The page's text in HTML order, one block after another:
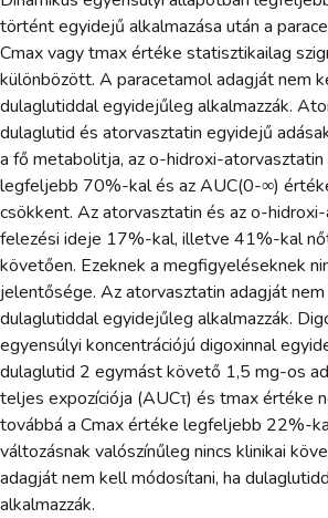
történt egyidejű alkalmazása után a
Cmax vagy tmax értéke statisztikailag
különbözött. A paracetamol adagját nem
dulaglutiddal egyidejűleg alkalmazzák.
dulaglutid és atorvasztatin egyidejű
a fő metabolitja, az o-hidroxi-
legfeljebb 70%-kal és az AUC(0-∞)
csökkent. Az atorvasztatin és az o-
felezési ideje 17%-kal, illetve 41%-kal
követően. Ezeknek a megfigyeléseknek
jelentősége. Az atorvasztatin adagját
dulaglutiddal egyidejűleg alkalmazzák.
egyensúlyi koncentrációjú digoxinnal
dulaglutid 2 egymást követő 1,5 mg-os
teljes expozíciója (AUCτ) és tmax értéke
továbbá a Cmax értéke legfeljebb 22%-
változásnak valószínűleg nincs klinikai
adagját nem kell módosítani, ha
alkalmazzák.